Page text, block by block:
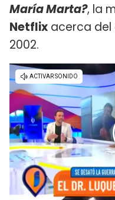
María Marta?, la
Netflix acerca del
2002.